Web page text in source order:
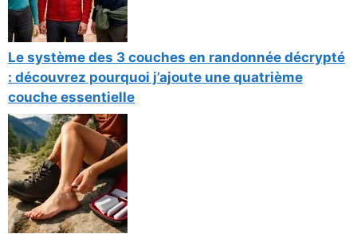
Le système des 3 couches en randonnée décrypté
: découvrez pourquoi j’ajoute une quatrième
couche essentielle